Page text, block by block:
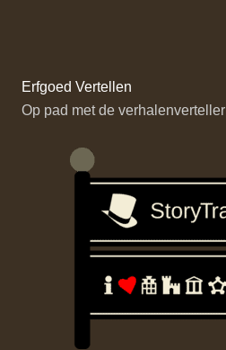
Erfgoed Vertellen
Op pad met de verhalenverteller